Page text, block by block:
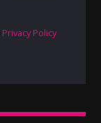
Privacy Policy